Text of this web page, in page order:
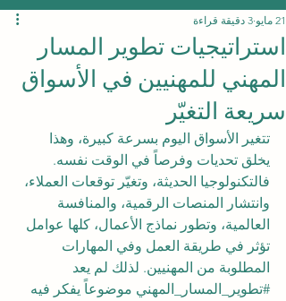
استراتيجيات تطوير المسار
المهني للمهنيين في الأسواق
سريعة التغيّر
21 مايو 3 دقيقة قراءة
تتغير الأسواق اليوم بسرعة كبيرة، وهذا
يخلق تحديات وفرصاً في الوقت نفسه.
فالتكنولوجيا الحديثة، وتغيّر توقعات العملاء،
وانتشار المنصات الرقمية، والمنافسة
العالمية، وتطور نماذج الأعمال، كلها عوامل
تؤثر في طريقة العمل وفي المهارات
المطلوبة من المهنيين. لذلك لم يعد
#تطوير_المسار_المهني موضوعاً يفكر فيه